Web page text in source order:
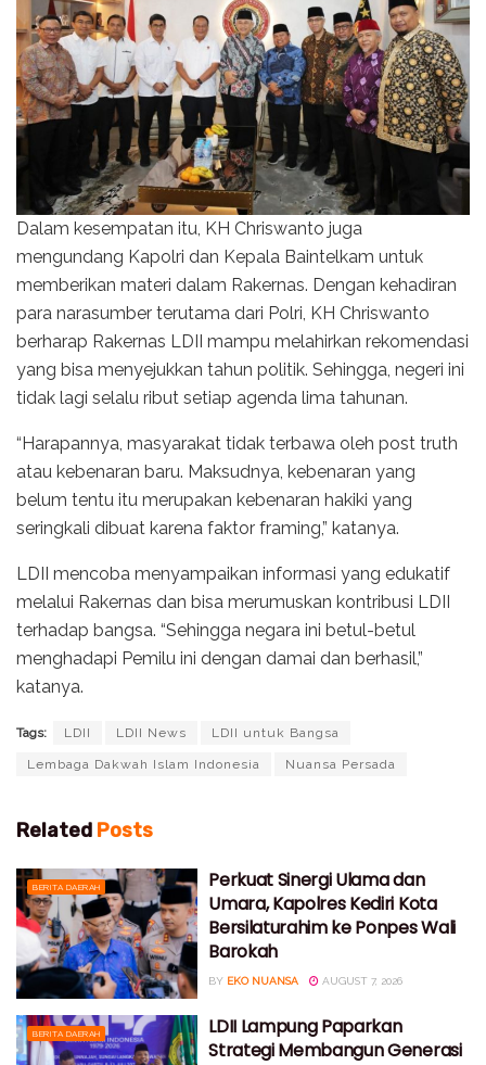
Dalam kesempatan itu, KH Chriswanto juga
mengundang Kapolri dan Kepala Baintelkam untuk
memberikan materi dalam Rakernas. Dengan kehadiran
para narasumber terutama dari Polri, KH Chriswanto
berharap Rakernas LDII mampu melahirkan rekomendasi
yang bisa menyejukkan tahun politik. Sehingga, negeri ini
tidak lagi selalu ribut setiap agenda lima tahunan.
“Harapannya, masyarakat tidak terbawa oleh post truth
atau kebenaran baru. Maksudnya, kebenaran yang
belum tentu itu merupakan kebenaran hakiki yang
seringkali dibuat karena faktor framing,” katanya.
LDII mencoba menyampaikan informasi yang edukatif
melalui Rakernas dan bisa merumuskan kontribusi LDII
terhadap bangsa. “Sehingga negara ini betul-betul
menghadapi Pemilu ini dengan damai dan berhasil,”
katanya.
Tags: LDII LDII News LDII untuk Bangsa
Lembaga Dakwah Islam Indonesia Nuansa Persada
Related Posts
BERITA DAERAH
Perkuat Sinergi Ulama dan
Umara, Kapolres Kediri Kota
Bersilaturahim ke Ponpes Wali
Barokah
BY EKO NUANSA AUGUST 7, 2026
BERITA DAERAH
LDII Lampung Paparkan
Strategi Membangun Generasi